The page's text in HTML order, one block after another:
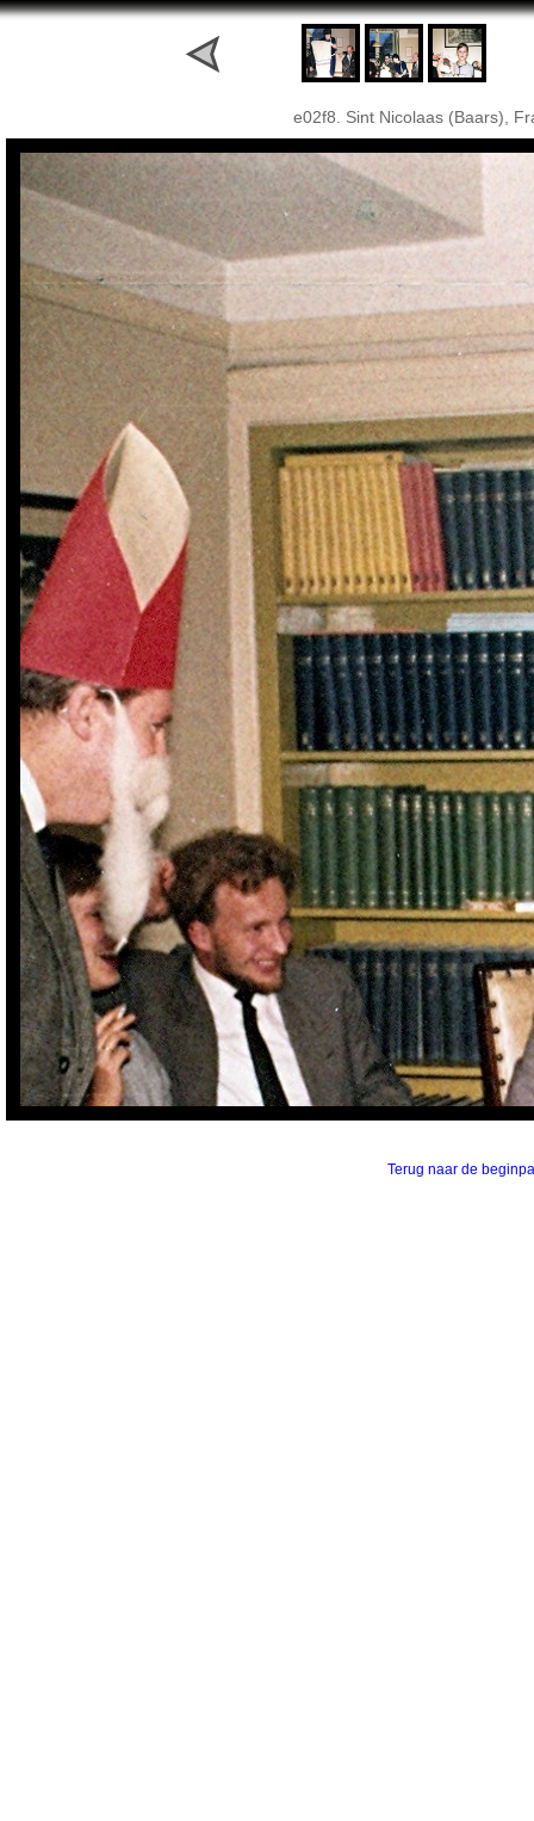
e02f8. Sint Nicolaas (Baars),
Terug naar de